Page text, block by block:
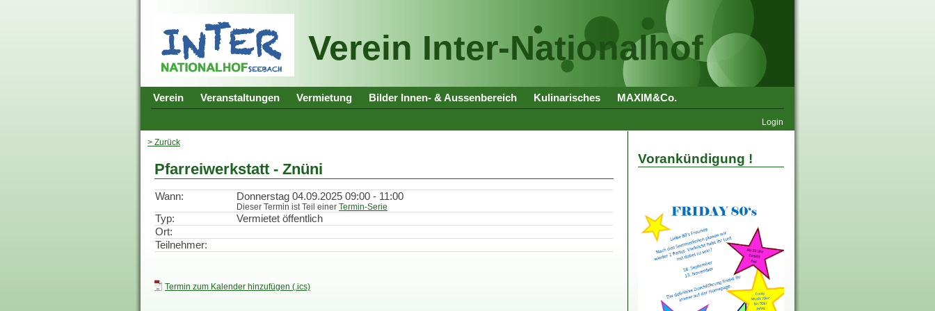
Verein Inter-Nationalhof
Verein Veranstaltungen Vermietung Bilder Innen- & Aussenbereich Kulinarisches MAXIM&Co.
Login
> Zurück
Pfarreiwerkstatt - Znüni
Wann: Donnerstag 04.09.2025 09:00 - 11:00
Dieser Termin ist Teil einer Termin-Serie
Typ:
Vermietet öffentlich
Ort:
Teilnehmer:
Termin zum Kalender hinzufügen (.ics)
Vorankündigung !